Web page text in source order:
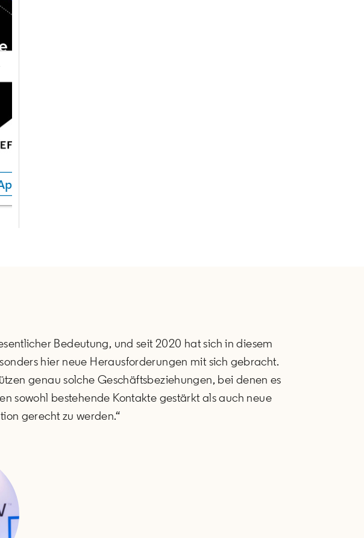
Bedeutung, und seit 2020 hat sich in diesem
hier neue Herausforderungen mit sich gebracht.
genau solche Geschäftsbeziehungen, bei denen es
sowohl bestehende Kontakte gestärkt als auch neue
gerecht zu werden.“